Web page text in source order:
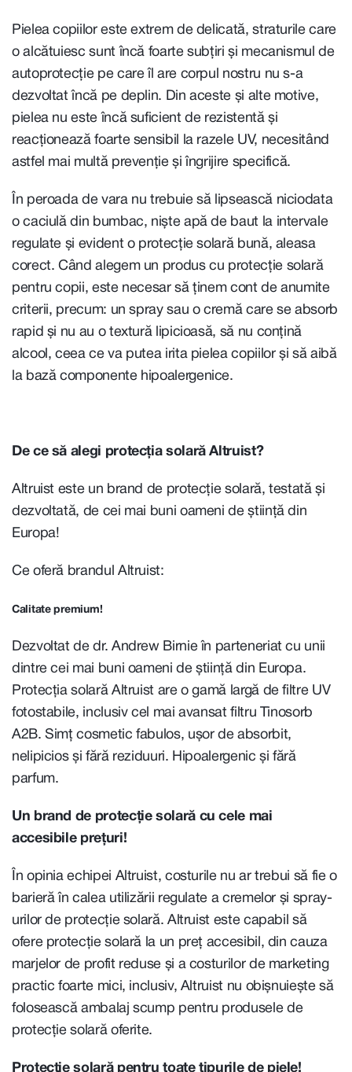
Pielea copiilor este extrem de delicată, straturile care
o alcătuiesc sunt încă foarte subțiri și mecanismul de
autoprotecție pe care îl are corpul nostru nu s-a
dezvoltat încă pe deplin. Din aceste și alte motive,
pielea nu este încă suficient de rezistentă și
reacționează foarte sensibil la razele UV, necesitând
astfel mai multă prevenție și îngrijire specifică.
În peroada de vara nu trebuie să lipsească niciodata
o caciulă din bumbac, niște apă de baut la intervale
regulate și evident o protecție solară bună, aleasa
corect. Când alegem un produs cu protecție solară
pentru copii, este necesar să ținem cont de anumite
criterii, precum: un spray sau o cremă care se absorb
rapid și nu au o textură lipicioasă, să nu conțină
alcool, ceea ce va putea irita pielea copiilor și să aibă
la bază componente hipoalergenice.
De ce să alegi protecția solară Altruist?
Altruist este un brand de protecție solară, testată și
dezvoltată, de cei mai buni oameni de știință din
Europa!
Ce oferă brandul Altruist:
Calitate premium!
Dezvoltat de dr. Andrew Birnie în parteneriat cu unii
dintre cei mai buni oameni de știință din Europa.
Protecția solară Altruist are o gamă largă de filtre UV
fotostabile, inclusiv cel mai avansat filtru Tinosorb
A2B. Simț cosmetic fabulos, ușor de absorbit,
nelipicios și fără reziduuri. Hipoalergenic și fără
parfum.
Un brand de protecție solară cu cele mai
accesibile prețuri!
În opinia echipei Altruist, costurile nu ar trebui să fie o
barieră în calea utilizării regulate a cremelor și spray-
urilor de protecție solară. Altruist este capabil să
ofere protecție solară la un preț accesibil, din cauza
marjelor de profit reduse și a costurilor de marketing
practic foarte mici, inclusiv, Altruist nu obișnuiește să
folosească ambalaj scump pentru produsele de
protecție solară oferite.
Protecție solară pentru toate tipurile de piele!